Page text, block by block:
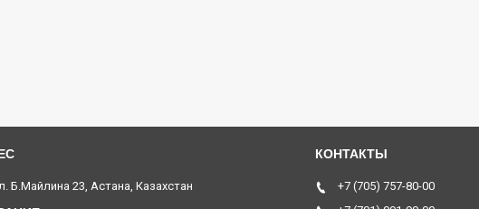
Б.Майлина 23, Астана, Казахстан
+7 (705) 757-80-00